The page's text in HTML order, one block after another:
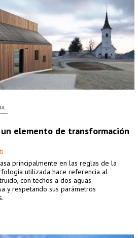
elemento de transformación
principalmente en las reglas de la
utilizada hace referencia al
con techos a dos aguas
y respetando sus parámetros